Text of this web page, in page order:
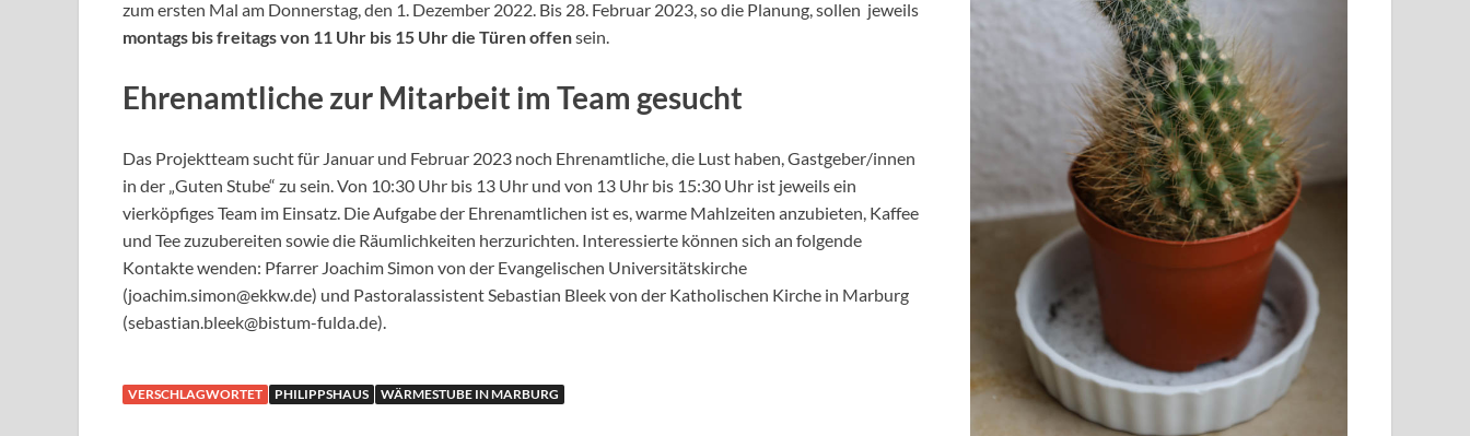
zum ersten Mal am Donnerstag, den 1. Dezember 2022. Bis 28. Februar 2023, so die Planung, sollen jeweils
montags bis freitags von 11 Uhr bis 15 Uhr die Türen offensein.
Ehrenamtliche zur Mitarbeit im Team gesucht
Das Projektteam sucht für Januar und Februar 2023 noch Ehrenamtliche, die Lust haben, Gastgeber/innen
in der „Guten Stube“ zu sein. Von 10:30 Uhr bis 13 Uhr und von 13 Uhr bis 15:30 Uhr ist jeweils ein
vierköpfiges Team im Einsatz. Die Aufgabe der Ehrenamtlichen ist es, warme Mahlzeiten anzubieten, Kaffee
und Tee zuzubereiten sowie die Räumlichkeiten herzurichten. Interessierte können sich an folgende
Kontakte wenden: Pfarrer Joachim Simon von der Evangelischen Universitätskirche
(joachim.simon@ekkw.de) und Pastoralassistent Sebastian Bleek von der Katholischen Kirche in Marburg
(sebastian.bleek@bistum-fulda.de).
VERSCHLAGWORTET PHILIPPSHAUS WÄRMESTUBE IN MARBURG